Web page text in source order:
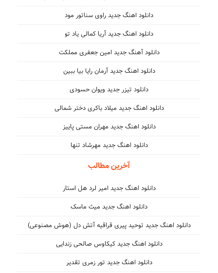
دانلود اهنگ جدید راوی سناتور مود
دانلود اهنگ جدید آریا کمالی یاد تو
دانلود آهنگ جدید امین جعفری مملکت
دانلود اهنگ جدید آرمان رایا بیا ببین
دانلود تیزر جدید ویوان حسودی
دانلود اهنگ جدید میلاد باکری دختر شمالی
دانلود اهنگ جدید مهران مستی پاییز
دانلود اهنگ جدید مهرشاد تنها
آخرین مطالب
دانلود اهنگ جدید امیر لرد هل استار
دانلود اهنگ جدید میث ماسک
دانلود اهنگ جدید توحید پیری قراقیه آتش دل (هوش مصنوعی)
دانلود اهنگ جدید کیکاوس صالحی زندایی
دانلود اهنگ جدید تور زمری تقدیر